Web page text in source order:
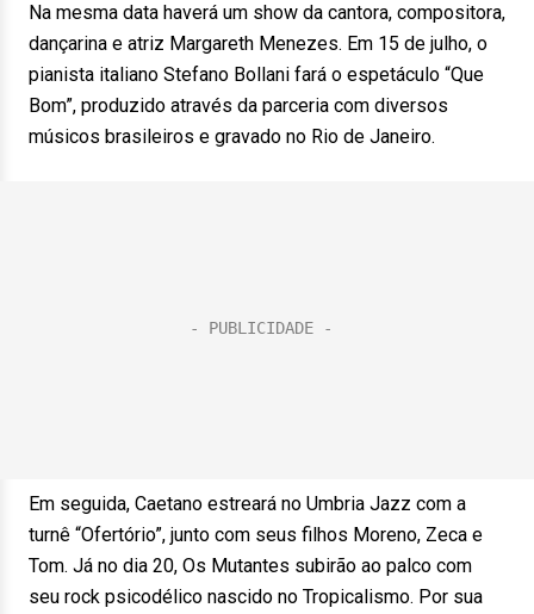
Na mesma data haverá um show da cantora, compositora,
dançarina e atriz Margareth Menezes. Em 15 de julho, o
pianista italiano Stefano Bollani fará o espetáculo “Que
Bom”, produzido através da parceria com diversos
músicos brasileiros e gravado no Rio de Janeiro.
Em seguida, Caetano estreará no Umbria Jazz com a
turnê “Ofertório”, junto com seus filhos Moreno, Zeca e
Tom. Já no dia 20, Os Mutantes subirão ao palco com
seu rock psicodélico nascido no Tropicalismo. Por sua